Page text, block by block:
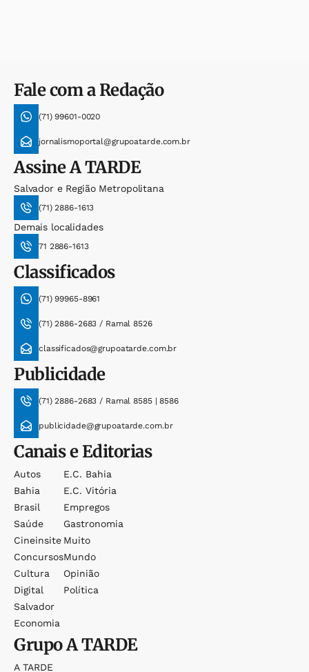
Fale com a Redação
(71) 99601-0020
jornalismoportal@grupoatarde.com.br
AssineA TARDE
Salvador e Região Metropolitana
(71) 2886-1613
Demais localidades
71 2886-1613
Classificados
(71) 99965-8961
(71) 2886-2683 / Ramal 8526
classificados@grupoatarde.com.br
Publicidade
(71) 2886-2683 / Ramal 8585 | 8586
publicidade@grupoatarde.com.br
Canais e Editorias
Autos
Bahia
Brasil
Saúde
Cineinsite
Concursos
Cultura
Digital
Salvador
Economia
E.c. Bahia
E.c. Vitória
Empregos
Gastronomia
Muito
Mundo
Opinião
Política
GrupoA TARDE
A TARDE